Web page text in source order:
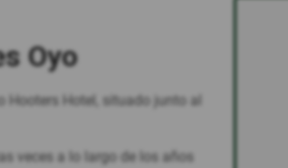
Oyo
Hooters Hotel, situado junto al
veces a lo largo de los años